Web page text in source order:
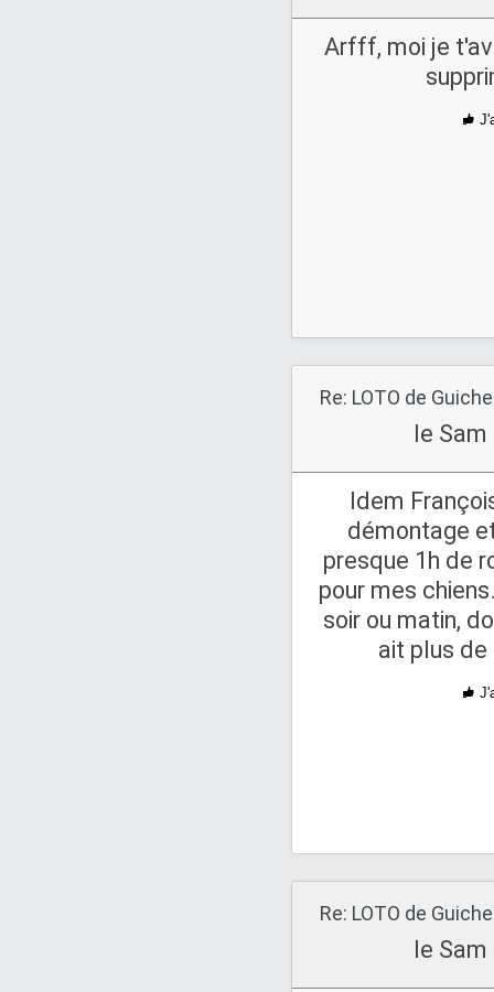
Arfff, moi je
le Sam
Idem
démontage
presque 1h de
pour mes
soir ou matin,
ait plus
le Sam